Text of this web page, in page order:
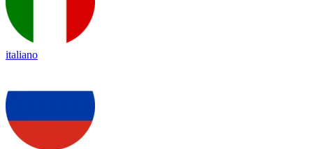
italiano